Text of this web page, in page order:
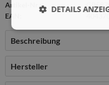
Artikel-Nr.:
EAN:
Beschreibung
Hersteller
DETAILS